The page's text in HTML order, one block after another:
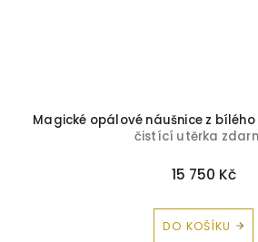
Magické opálové náušnice z
čistící utěrka
15 750 Kč
DO KOŠÍKU